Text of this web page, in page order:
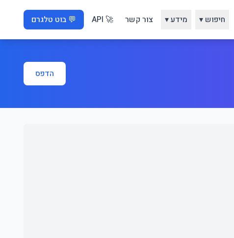
חיפוש ▾ מידע ▾ צור קשר 🚀 API 💬 בוט טלגרם
הדפס